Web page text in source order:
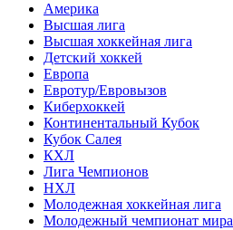
Америка
Высшая лига
Высшая хоккейная лига
Детский хоккей
Европа
Евротур/Евровызов
Киберхоккей
Континентальный Кубок
Кубок Салея
КХЛ
Лига Чемпионов
НХЛ
Молодежная хоккейная лига
Молодежный чемпионат мира